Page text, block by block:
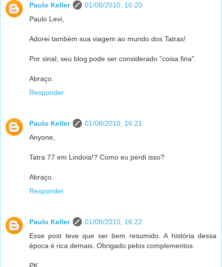
Paulo Keller
01/08/2010, 16:20
Paulo Levi,
Adorei também sua viagem ao mundo dos Tatras!
Por sinal, seu blog pode ser considerado "coisa fina".
Abraço.
Responder
Paulo Keller
01/08/2010, 16:21
Anyone,
Tatra 77 em Lindoia!? Como eu perdi isso?
Abraço.
Responder
Paulo Keller
01/08/2010, 16:22
Esse post teve que ser bem resumido. A história dessa
época é rica demais. Obrigado pelos complementos.
PK